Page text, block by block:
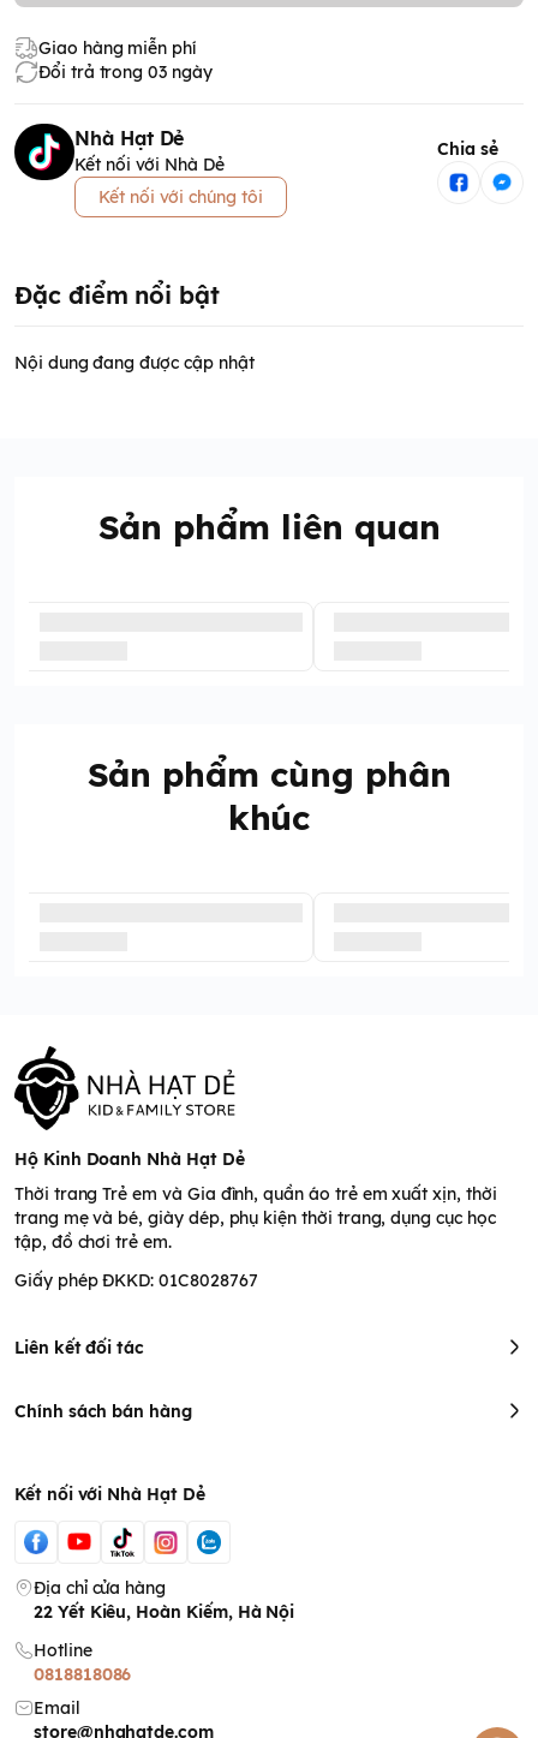
Giao hàng miễn phí
Đổi trả trong 03 ngày
Nhà Hạt Dẻ
Kết nối với Nhà Dẻ
Kết nối với chúng tôi
Chia sẻ
Đặc điểm nổi bật
Nội dung đang được cập nhật
Sản phẩm liên quan
Sản phẩm cùng phân
khúc
Hộ Kinh Doanh Nhà Hạt Dẻ
Thời trang Trẻ em và Gia đình, quần áo trẻ em xuất xịn, thời
trang mẹ và bé, giày dép, phụ kiện thời trang, dụng cục học
tập, đồ chơi trẻ em.
Giấy phép ĐKKD: 01C8028767
Liên kết đối tác
Chính sách bán hàng
Kết nối với Nhà Hạt Dẻ
Địa chỉ cửa hàng
22 Yết Kiêu, Hoàn Kiếm, Hà Nội
Hotline
0818818086
Email
store@nhahatde.com